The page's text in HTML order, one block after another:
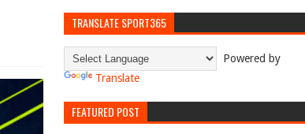
TRANSLATE SPORT365
Powered by
Translate
FEATURED POST